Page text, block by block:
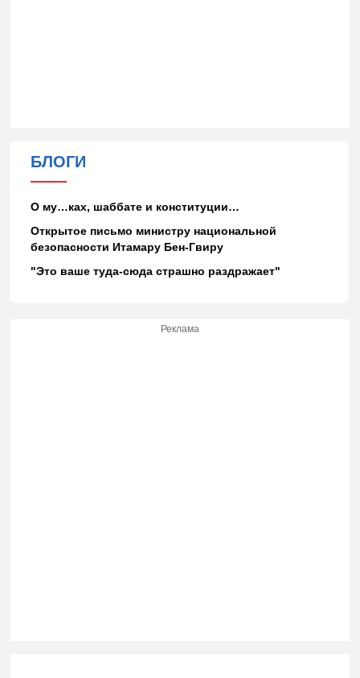
БЛОГИ
О му…ках, шаббате и конституции…
Открытое письмо министру национальной
безопасности Итамару Бен-Гвиру
"Это ваше туда-сюда страшно раздражает"
Реклама